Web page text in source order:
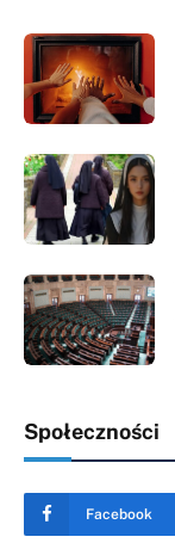
Społeczności
Facebook